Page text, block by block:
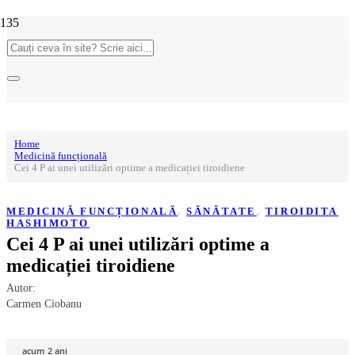
Home
Medicină funcțională
Cei 4 P ai unei utilizări optime a medicației tiroidiene
MEDICINĂ FUNCȚIONALĂ,SĂNĂTATE , TIROIDITA
HASHIMOTO
Cei 4 P ai unei utilizări optime a
medicației tiroidiene
Autor:
Carmen Ciobanu
acum 2 ani